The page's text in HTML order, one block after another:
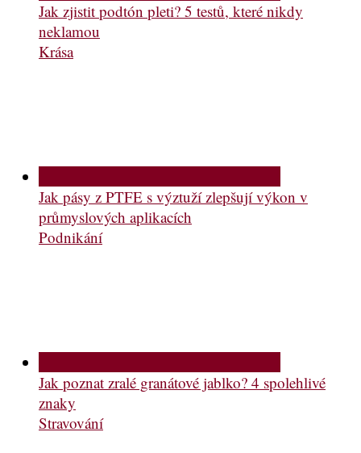
Jak zjistit podtón pleti? 5 testů, které nikdy
neklamou
Krása
Jak pásy z PTFE s výztuží zlepšují výkon v
průmyslových aplikacích
Podnikání
Jak poznat zralé granátové jablko? 4 spolehlivé
znaky
Stravování